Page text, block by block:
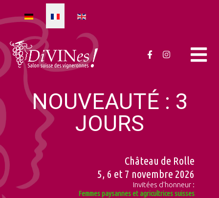
NOUVEAUTÉ : 3
JOURS
Château de Rolle
5, 6 et 7 novembre 2026
Invitées d'honneur :
Femmes paysannes et agricultrices suisses